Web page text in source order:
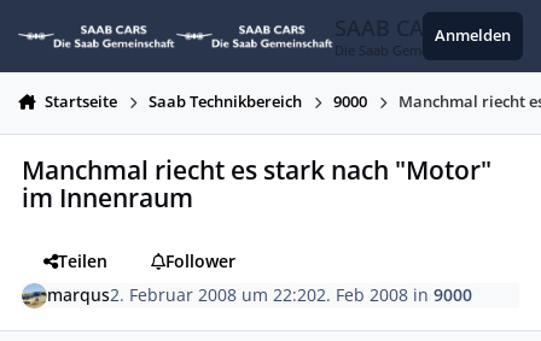
SAAB CARS
Die Saab Gemeinschaft
Anmelden
Startseite Saab Technikbereich 9000 Manchmal riecht
Manchmal riecht es stark nach "Motor"
im Innenraum
Teilen
Follower
marqus2. Februar 2008 um 22:202. Feb 2008 in9000